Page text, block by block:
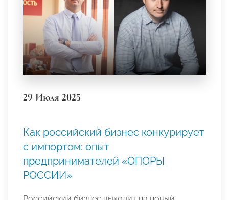
29 Июля 2025
Как российский бизнес конкурирует
с импортом: опыт
предпринимателей «ОПОРЫ
РОССИИ»